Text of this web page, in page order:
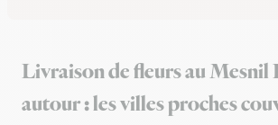
Livraison de fleurs au Mesnil
autour : les villes proches